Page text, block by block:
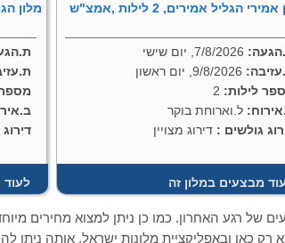
הגליל אמירים, 2 לילות ,אמצ"ש
9/8/2026, יום ראשון
לילות:
ל.וארוחת בוקר
גולשים : דירוג מצויין
מבצעים במלון זה
מלון
לעוד
של רגע האחרון. כמו כן ניתן למצוא מחירים
ניתן למצוא רק כאן ובאפליקציית מלונות ישראל, אותה